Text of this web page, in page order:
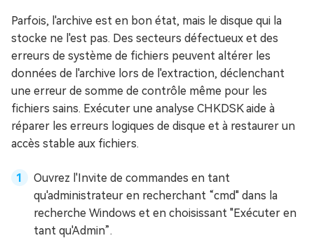
Parfois, l'archive est en bon état, mais le disque qui la
stocke ne l'est pas. Des secteurs défectueux et des
erreurs de système de fichiers peuvent altérer les
données de l'archive lors de l'extraction, déclenchant
une erreur de somme de contrôle même pour les
fichiers sains. Exécuter une analyse CHKDSK aide à
réparer les erreurs logiques de disque et à restaurer un
accès stable aux fichiers.
Ouvrez l'Invite de commandes en tant
qu'administrateur en recherchant “cmd" dans la
recherche Windows et en choisissant "Exécuter en
tant qu'Admin”.